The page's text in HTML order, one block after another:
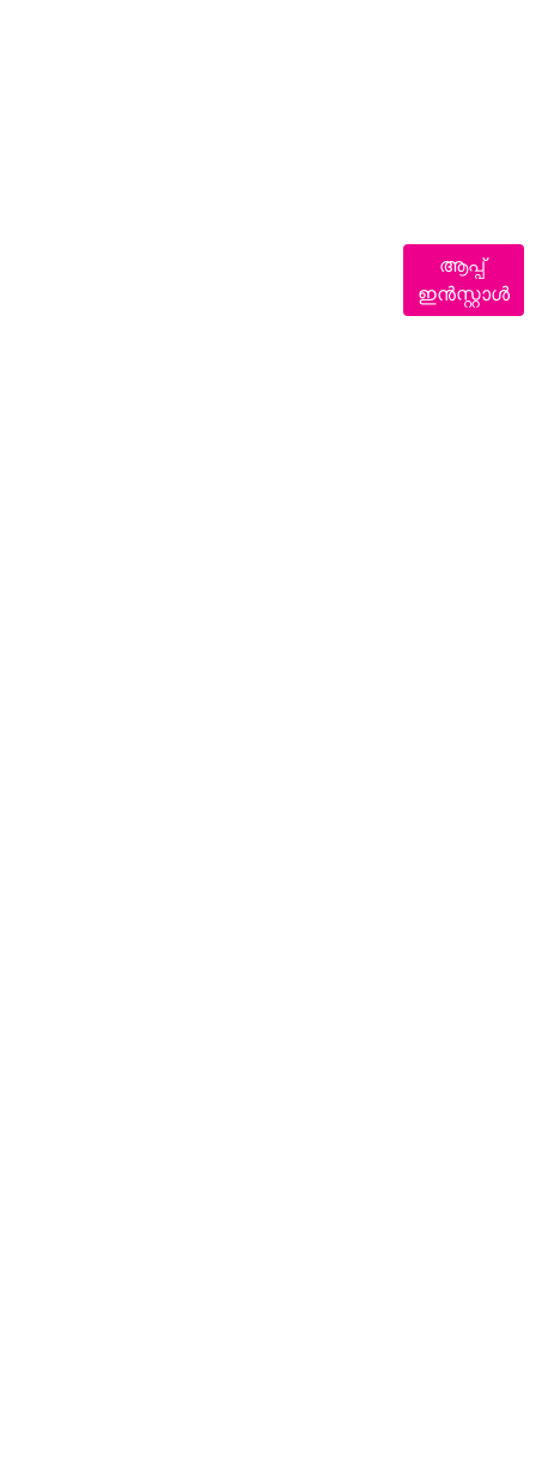
ആപ്പ്
ഇൻസ്റ്റാൾ